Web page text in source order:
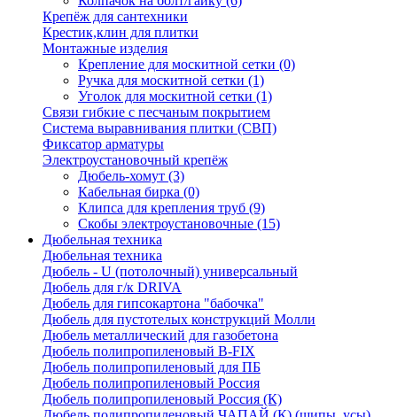
Крепёж для сантехники
Крестик,клин для плитки
Монтажные изделия
Крепление для москитной сетки (0)
Ручка для москитной сетки (1)
Уголок для москитной сетки (1)
Связи гибкие с песчаным покрытием
Система выравнивания плитки (СВП)
Фиксатор арматуры
Электроустановочный крепёж
Дюбель-хомут (3)
Кабельная бирка (0)
Клипса для крепления труб (9)
Скобы электроустановочные (15)
Дюбельная техника
Дюбельная техника
Дюбель - U (потолочный) универсальный
Дюбель для г/к DRIVA
Дюбель для гипсокартона "бабочка"
Дюбель для пустотелых конструкций Молли
Дюбель металлический для газобетона
Дюбель полипропиленовый В-FIX
Дюбель полипропиленовый для ПБ
Дюбель полипропиленовый Россия
Дюбель полипропиленовый Россия (К)